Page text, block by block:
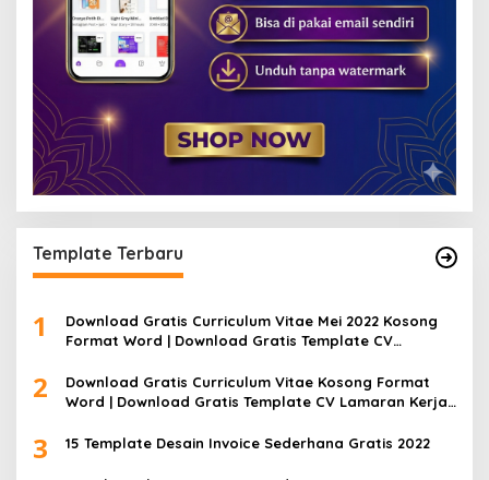
Template Terbaru
1
Download Gratis Curriculum Vitae Mei 2022 Kosong
Format Word | Download Gratis Template CV
2
Download Gratis Curriculum Vitae Kosong Format
Word | Download Gratis Template CV Lamaran Kerja
3 15 Template Desain Invoice Sederhana Gratis 2022